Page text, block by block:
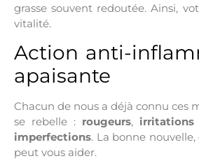
grasse souvent redoutée. Ainsi,
vitalité.
Action anti-
apaisante
Chacun de nous a déjà connu ces
se rebelle : rougeurs, irritations
imperfections. La bonne nouvelle,
peut vous aider.